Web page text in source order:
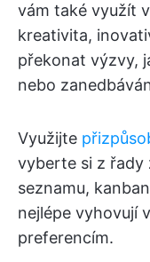
vám také využít
kreativita,
překonat výzvy,
nebo
Využijte
vyberte si z řady
seznamu,
nejlépe vyhovují
preferencím.